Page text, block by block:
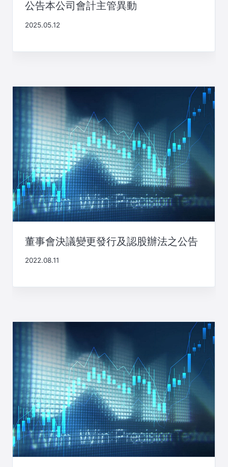
公告本公司會計主管異動
2025.05.12
董事會決議變更發行及認股辦法之公告
2022.08.11